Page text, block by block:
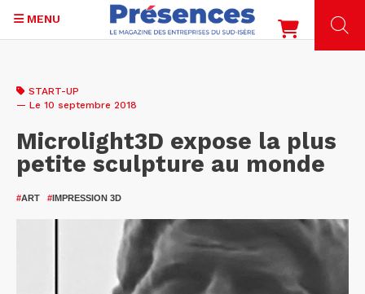
contenu
MENU
START-UP
— Le 10 septembre 2018
Microlight3D expose la plus
petite sculpture au monde
#ART #IMPRESSION 3D